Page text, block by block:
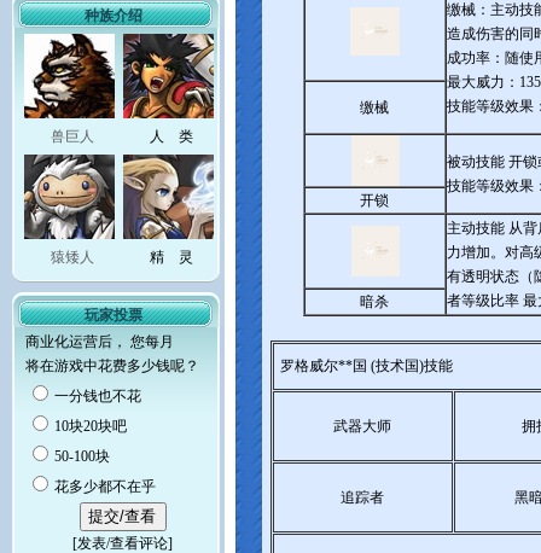
种族介绍
兽巨人 人 类
猿矮人 精 灵
玩家投票
商业化运营后， 您每月
将在游戏中花费多少钱呢？
一分钱也不花
10块20块吧
50-100块
花多少都不在乎
[发表/查看评论]
缴械：主动技
造成伤害的同
成功率：随使
最大威力：135
技能等级效果
缴械
被动技能 开
技能等级效果
开锁
主动技能 从
力增加。对高
有透明状态（
者等级比率
暗杀
罗格威尔**国 (技术国)技能
武器大师 拥
追踪者 黑